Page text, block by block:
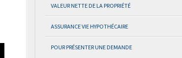
VALEUR NETTE DE LA PROPRIÉTÉ
ASSURANCE VIE HYPOTHÉCAIRE
POUR PRÉSENTER UNE DEMANDE